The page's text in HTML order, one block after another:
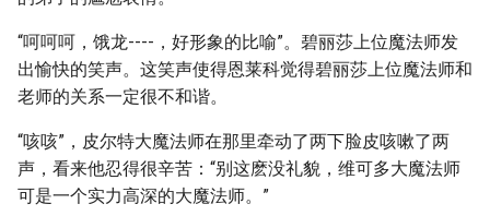
“呵呵呵，饿龙----，好形象的比喻”。碧丽莎上位魔法师发
出愉快的笑声。这笑声使得恩莱科觉得碧丽莎上位魔法师和
老师的关系一定很不和谐。
“咳咳”，皮尔特大魔法师在那里牵动了两下脸皮咳嗽了两
声，看来他忍得很辛苦：“别这麽没礼貌，维可多大魔法师
可是一个实力高深的大魔法师。”